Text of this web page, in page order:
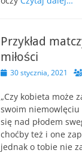
Przykład
miłości
Opublikowano
30 stycznia, 2021
„Czy kobieta może
swoim
się nad płodem
choćby też i one
jednak o tobie nie